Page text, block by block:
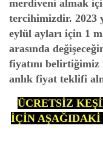
merdiveni almak
tercihimizdir. 2023
eylül ayları için 1
arasında
fiyatını belirtiğimiz
anlık fiyat teklifi
ÜCRETSİZ
İÇİN